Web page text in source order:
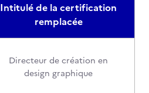
Intitulé de la certification
remplacée
Directeur de création en
design graphique